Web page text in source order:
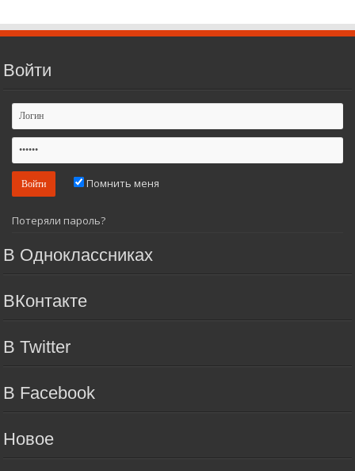
Войти
Помнить меня
Потеряли пароль?
В Одноклассниках
ВКонтакте
В Twitter
В Facebook
Новое